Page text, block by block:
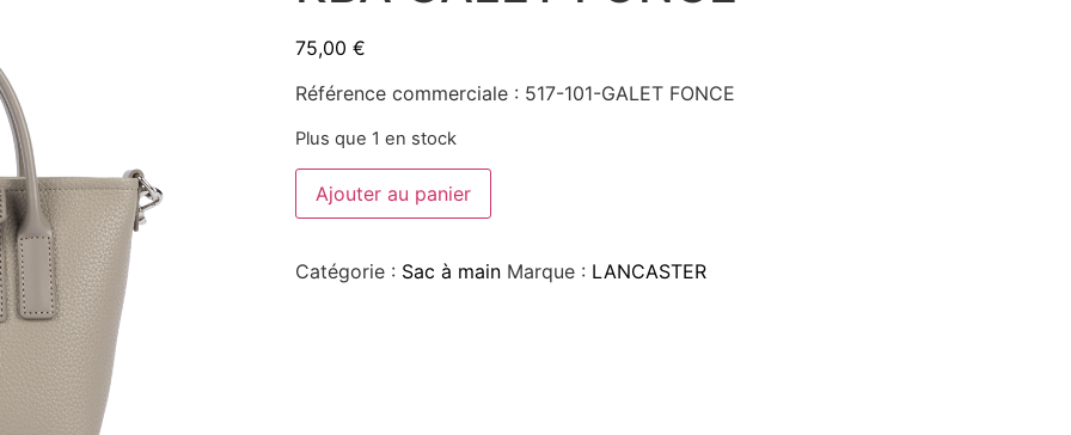
75,00 €
Référence commerciale : 517-101-GALET FONCE
Plus que 1 en stock
Ajouter au panier
Catégorie : Sac à main Marque : LANCASTER